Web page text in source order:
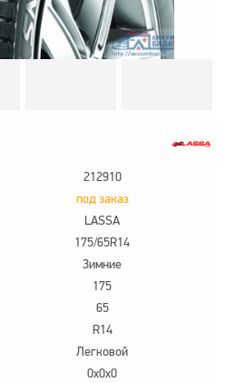
212910
под заказ
LASSA
175/65R14
Зимние
175
65
R14
Легковой
0x0x0